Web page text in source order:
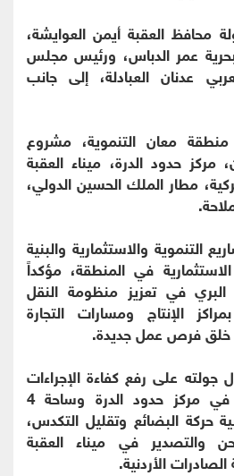
محافظ العقبة أيمن العوايشة،
عمر الدباس، ورئيس مجلس
عدنان العبادلة، إلى جانب
معان التنموية، مشروع
مركز حدود الدرة، ميناء العقبة
ساحة 4 الجمركية، مطار الملك الحسين الدولي،
التنموية والاستثمارية والبنية
الاستثمارية في المنطقة، مؤكداً
في تعزيز منظومة النقل
الإنتاج ومسارات التجارة
خلق فرص عمل جديدة.
على رفع كفاءة الإجراءات
وتطوير البنية التحتية في مركز حدود الدرة وساحة 4
حركة البضائع وتقليل التكدس،
والتصدير في ميناء العقبة
الأردنية.